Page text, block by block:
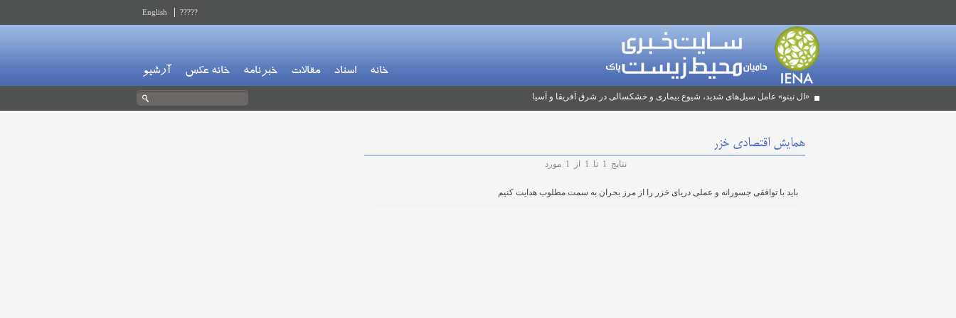
?????
English
خانه اسناد مقالات خبرنامه خانه عکس آرشیو
«ال نینو» عامل سیل‌های شدید، شیوع بیماری و خشکسالی در شرق آفریقا و آسیا
همایش اقتصادی خزر
نتایج 1 تا 1 از 1 مورد
باید با توافقی جسورانه و عملی دریای خزر را از مرز بحران به سمت مطلوب هدایت کنیم